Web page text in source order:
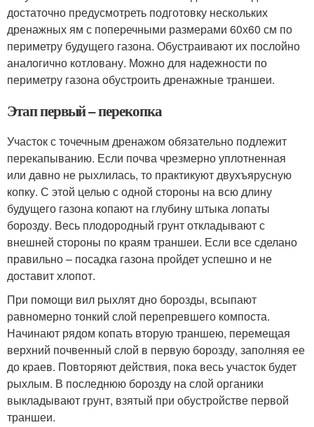
достаточно предусмотреть подготовку нескольких
дренажных ям с поперечными размерами 60х60 см по
периметру будущего газона. Обустраивают их послойно
аналогично котловану. Можно для надежности по
периметру газона обустроить дренажные траншеи.
Этап первый – перекопка
Участок с точечным дренажом обязательно подлежит
перекапыванию. Если почва чрезмерно уплотненная
или давно не рыхлилась, то практикуют двухъярусную
копку. С этой целью с одной стороны на всю длину
будущего газона копают на глубину штыка лопаты
борозду. Весь плодородный грунт откладывают с
внешней стороны по краям траншеи. Если все сделано
правильно – посадка газона пройдет успешно и не
доставит хлопот.
При помощи вил рыхлят дно борозды, всыпают
равномерно тонкий слой перепревшего компоста.
Начинают рядом копать вторую траншею, перемещая
верхний почвенный слой в первую борозду, заполняя ее
до краев. Повторяют действия, пока весь участок будет
рыхлым. В последнюю борозду на слой органики
выкладывают грунт, взятый при обустройстве первой
траншеи.